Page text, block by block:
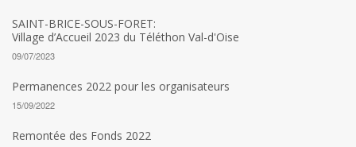
SAINT-BRICE-SOUS-FORET:
Village d’Accueil 2023 du Téléthon Val-d'Oise
09/07/2023
Permanences 2022 pour les organisateurs
15/09/2022
Remontée des Fonds 2022